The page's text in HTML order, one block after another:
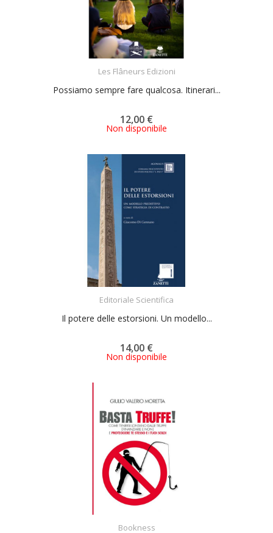
Les Flâneurs Edizioni
Possiamo sempre fare qualcosa. Itinerari...
12,00 €
Non disponibile
Editoriale Scientifica
Il potere delle estorsioni. Un modello...
14,00 €
Non disponibile
Bookness